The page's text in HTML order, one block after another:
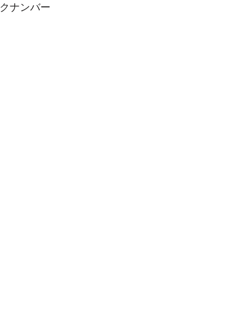
ナンバー